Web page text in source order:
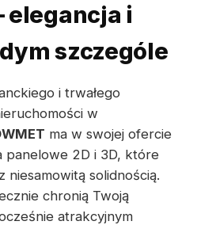
elegancja i
szczególe
i trwałego
w
ma w swojej ofercie
panelowe 2D i 3D, które
niesamowitą solidnością.
chronią Twoją
atrakcyjnym